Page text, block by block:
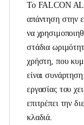
Το FALCON
απάντηση στην
να
στάδια
χρήστη, που
είναι
εργασίας του
επιτρέπει την
κλαδιά.